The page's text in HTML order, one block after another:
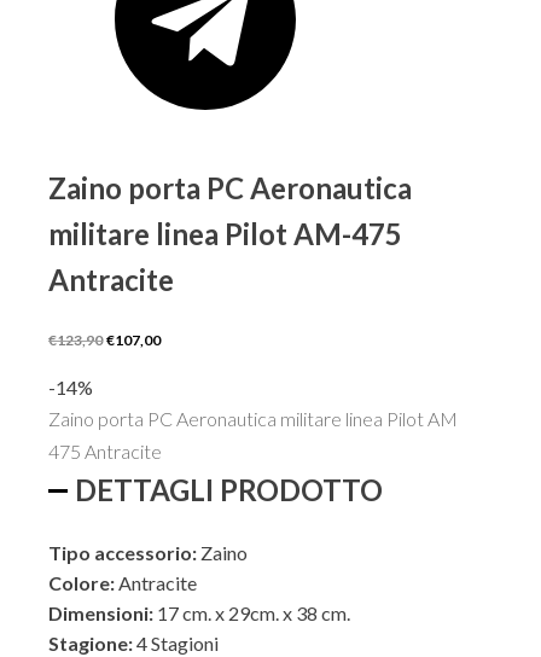
Zaino porta PC Aeronautica
militare linea Pilot AM-475
Antracite
€123,90 Il
era:
€123,90.
€107,00Il
è:
€107,00.
-14%
Zaino porta PC Aeronautica militare linea Pilot AM
475 Antracite
DETTAGLI PRODOTTO
Tipo accessorio: Zaino
Colore:Antracite
Dimensioni: 17 cm. x 29cm. x 38 cm.
Stagione:4 Stagioni